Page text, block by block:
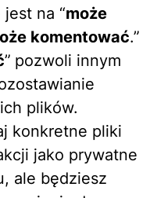
na “może
komentować.”
” pozwoli innym
plików.
konkretne pliki
jako prywatne
ale będziesz